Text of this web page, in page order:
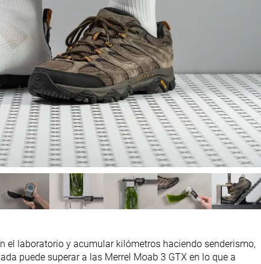
el laboratorio y acumular kilómetros haciendo senderismo,
puede superar a las Merrel Moab 3 GTX en lo que a